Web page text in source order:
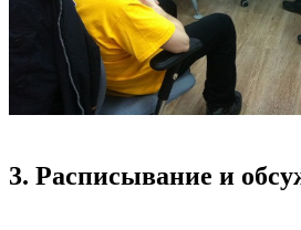
3. Расписывание и